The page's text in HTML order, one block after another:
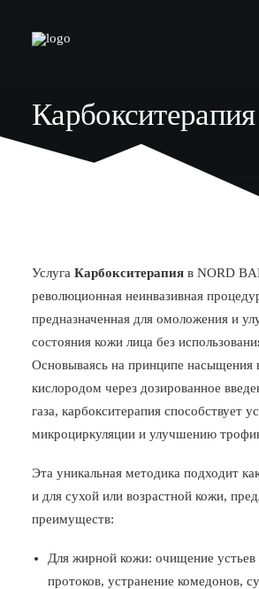
БАРБЕРШОПЫ
УСЛУГИ
ВАКАНСИИ
АКАДЕМИЯ БАРБЕРОВ
МОДЕЛЯМ
ФРАНШИЗА
Карбокситерапия
Услуга Карбокситерапия в NORD
революционная неинвазивная
предназначенная для омоложения и
состояния кожи лица без
Основываясь на принципе насыщения
кислородом через дозированное
газа, карбокситерапия способствует
микроциркуляции и улучшению
Эта уникальная методика подходит
и для сухой или возрастной кожи,
преимуществ:
Для жирной кожи: очищение устьев
протоков, устранение комедонов,